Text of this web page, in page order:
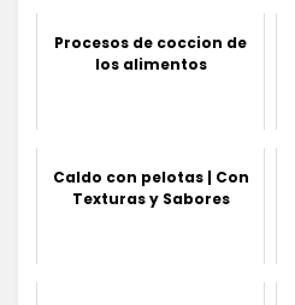
Procesos de coccion de
los alimentos
Caldo con pelotas | Con
Texturas y Sabores